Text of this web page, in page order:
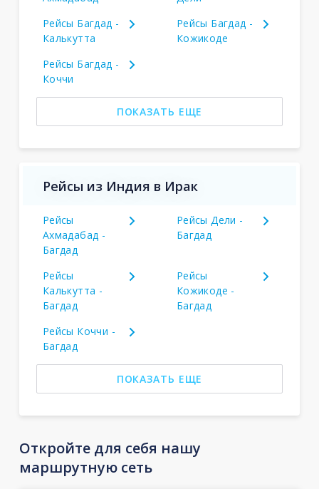
Рейсы Багдад -
Калькутта
Рейсы Багдад -
Кожикоде
Рейсы Багдад -
Коччи
ПОКАЗАТЬ ЕЩЕ
Рейсы из Индия в Ирак
Рейсы
Ахмадабад -
Багдад
Рейсы Дели -
Багдад
Рейсы
Калькутта -
Багдад
Рейсы
Кожикоде -
Багдад
Рейсы Коччи -
Багдад
ПОКАЗАТЬ ЕЩЕ
Откройте для себя нашу
маршрутную сеть